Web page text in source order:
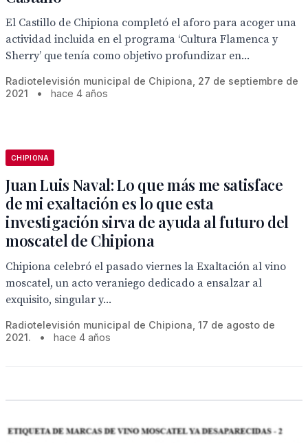
El Castillo de Chipiona completó el aforo para acoger una
actividad incluida en el programa ‘Cultura Flamenca y
Sherry’ que tenía como objetivo profundizar en...
Radiotelevisión municipal de Chipiona, 27 de septiembre de
2021
• hace 4 años
CHIPIONA
Juan Luis Naval: Lo que más me satisface
de mi exaltación es lo que esta
investigación sirva de ayuda al futuro del
moscatel de Chipiona
Chipiona celebró el pasado viernes la Exaltación al vino
moscatel, un acto veraniego dedicado a ensalzar al
exquisito, singular y...
Radiotelevisión municipal de Chipiona, 17 de agosto de
2021.
• hace 4 años